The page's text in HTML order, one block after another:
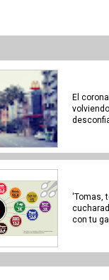
El
'Tomas,
con tu